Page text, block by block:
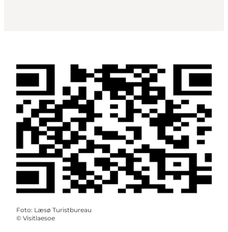
Foto: Læsø Turistbureau
© Visitlaesoe